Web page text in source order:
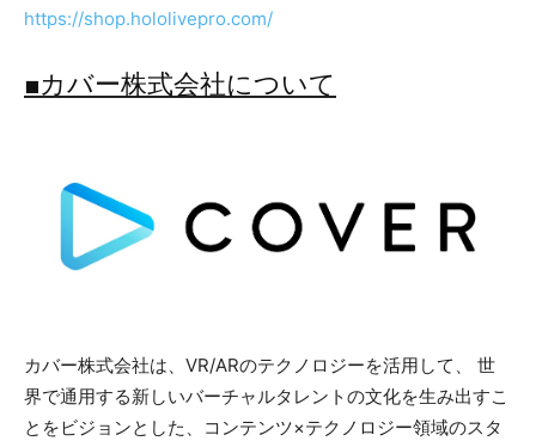
https://shop.hololivepro.com/
■カバー株式会社について
カバー株式会社は、VR/ARのテクノロジーを活用して、 世
界で通用する新しいバーチャルタレントの文化を生み出すこ
とをビジョンとした、コンテンツ×テクノロジー領域のスタ